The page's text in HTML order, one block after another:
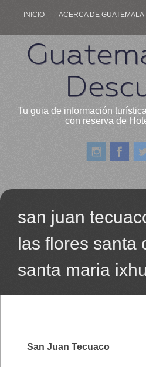
INICIO ACERCA DE GUATEMALA
Tu guia de información
con reserva de
san juan
las flores santa
santa maria
San Juan Tecuaco